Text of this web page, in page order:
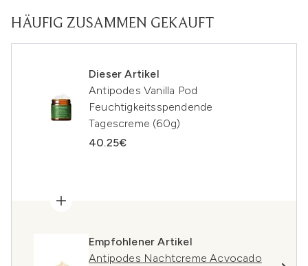
HÄUFIG ZUSAMMEN GEKAUFT
Dieser Artikel
Antipodes Vanilla Pod
Feuchtigkeitsspendende
Tagescreme (60g)
40.25€
Empfohlener Artikel
Antipodes Nachtcreme Acvocado